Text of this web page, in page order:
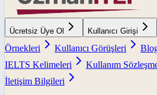
Ücretsiz Üye Ol Kullanıcı Girişi
Örnekleri
Kullanıcı Görüşleri
IELTS Kelimeleri
Kullanım
İletişim Bilgileri